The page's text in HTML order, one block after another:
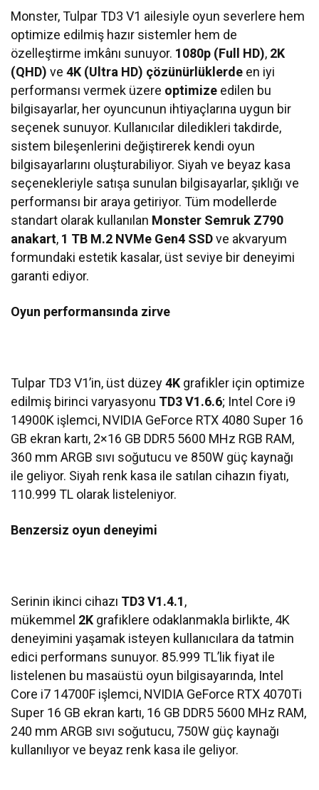
Monster, Tulpar TD3 V1 ailesiyle oyun severlere hem
optimize edilmiş hazır sistemler hem de
özelleştirme imkânı sunuyor. 1080p (Full HD), 2K
(QHD) ve4K (Ultra HD) çözünürlüklerde en iyi
performansı vermek üzere optimize edilen bu
bilgisayarlar, her oyuncunun ihtiyaçlarına uygun bir
seçenek sunuyor. Kullanıcılar diledikleri takdirde,
sistem bileşenlerini değiştirerek kendi oyun
bilgisayarlarını oluşturabiliyor. Siyah ve beyaz kasa
seçenekleriyle satışa sunulan bilgisayarlar, şıklığı ve
performansı bir araya getiriyor. Tüm modellerde
standart olarak kullanılan Monster Semruk Z790
anakart, 1 TB M.2 NVMe Gen4 SSDve akvaryum
formundaki estetik kasalar, üst seviye bir deneyimi
garanti ediyor.
Oyun performansında zirve
Tulpar TD3 V1’in, üst düzey4K grafikler için optimize
edilmiş birinci varyasyonu TD3 V1.6.6; Intel Core i9
14900K işlemci, NVIDIA GeForce RTX 4080 Super 16
GB ekran kartı, 2×16 GB DDR5 5600 MHz RGB RAM,
360 mm ARGB sıvı soğutucu ve 850W güç kaynağı
ile geliyor. Siyah renk kasa ile satılan cihazın fiyatı,
110.999 TL olarak listeleniyor.
Benzersiz oyun deneyimi
Serinin ikinci cihazı TD3 V1.4.1,
mükemmel 2K grafiklere odaklanmakla birlikte, 4K
deneyimini yaşamak isteyen kullanıcılara da tatmin
edici performans sunuyor. 85.999 TL’lik fiyat ile
listelenen bu masaüstü oyun bilgisayarında, Intel
Core i7 14700F işlemci, NVIDIA GeForce RTX 4070Ti
Super 16 GB ekran kartı, 16 GB DDR5 5600 MHz RAM,
240 mm ARGB sıvı soğutucu, 750W güç kaynağı
kullanılıyor ve beyaz renk kasa ile geliyor.